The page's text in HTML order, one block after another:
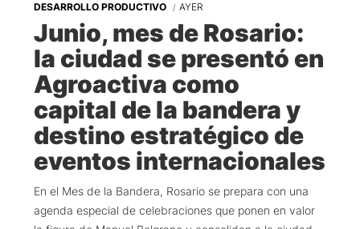
DESARROLLO PRODUCTIVO AYER
Junio, mes de Rosario:
la ciudad se presentó en
Agroactiva como
capital de la bandera y
destino estratégico de
eventos internacionales
En el Mes de la Bandera, Rosario se prepara con una
agenda especial de celebraciones que ponen en valor